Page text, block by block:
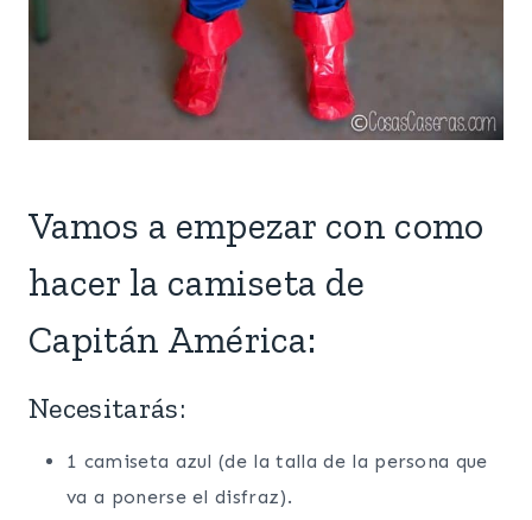
Vamos a empezar con como
hacer la camiseta de
Capitán América:
Necesitarás:
1 camiseta azul (de la talla de la persona que
va a ponerse el disfraz).